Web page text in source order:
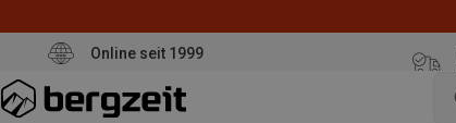
Online seit 1999